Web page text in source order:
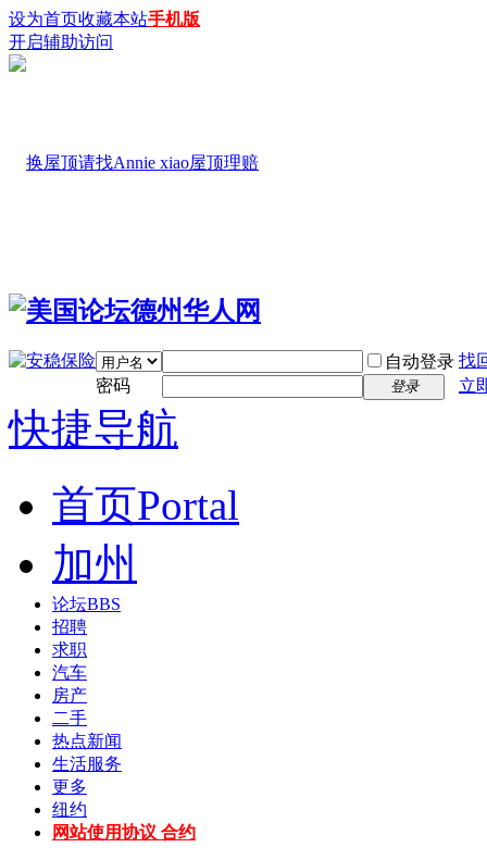
设为首页收藏本站手机版
开启辅助访问
自动登录 找
密码
登录 立
快捷导航
首页Portal
加州
论坛BBS
招聘
求职
汽车
房产
二手
热点新闻
生活服务
更多
纽约
网站使用协议 合约